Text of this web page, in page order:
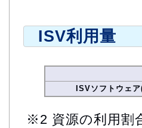
ISV利用量
ISVソフトウェ
※2 資源の利用割